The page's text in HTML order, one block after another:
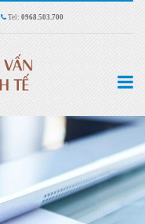
Tel: 0968.503.700